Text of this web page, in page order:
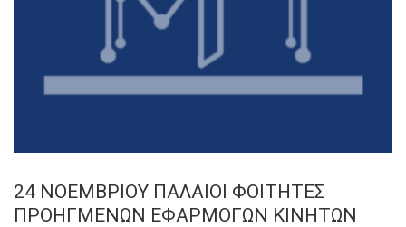
24 ΝΟΕΜΒΡΙΟΥ ΠΑΛΑΙΟΙ ΦΟΙΤΗΤΕΣ
ΠΡΟΗΓΜΕΝΩΝ ΕΦΑΡΜΟΓΩΝ ΚΙΝΗΤΩΝ